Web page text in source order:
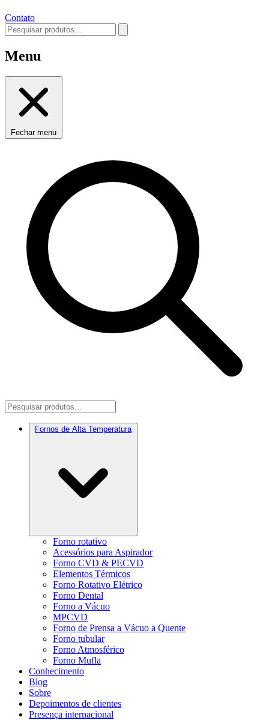
Contato
Menu
Fechar menu
Fornos de Alta Temperatura
Forno rotativo
Acessórios para Aspirador
Forno CVD & PECVD
Elementos Térmicos
Forno Rotativo Elétrico
Forno Dental
Forno a Vácuo
MPCVD
Forno de Prensa a Vácuo a Quente
Forno tubular
Forno Atmosférico
Forno Mufla
Conhecimento
Blog
Sobre
Depoimentos de clientes
Presença internacional